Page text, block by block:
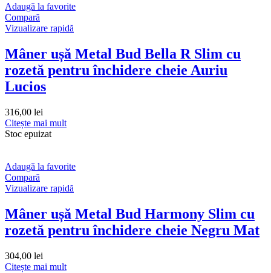
Adaugă la favorite
Compară
Vizualizare rapidă
Mâner ușă Metal Bud Bella R Slim cu
rozetă pentru închidere cheie Auriu
Lucios
316,00 lei
Citește mai mult
Stoc epuizat
Adaugă la favorite
Compară
Vizualizare rapidă
Mâner ușă Metal Bud Harmony Slim cu
rozetă pentru închidere cheie Negru Mat
304,00 lei
Citește mai mult